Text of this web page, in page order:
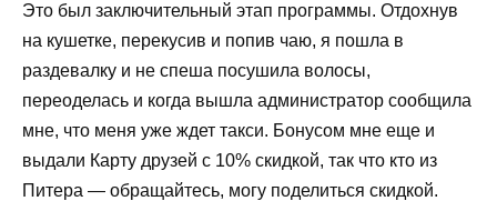
Это был заключительный этап программы. Отдохнув
на кушетке, перекусив и попив чаю, я пошла в
раздевалку и не спеша посушила волосы,
переоделась и когда вышла администратор сообщила
мне, что меня уже ждет такси. Бонусом мне еще и
выдали Карту друзей с 10% скидкой, так что кто из
Питера — обращайтесь, могу поделиться скидкой.